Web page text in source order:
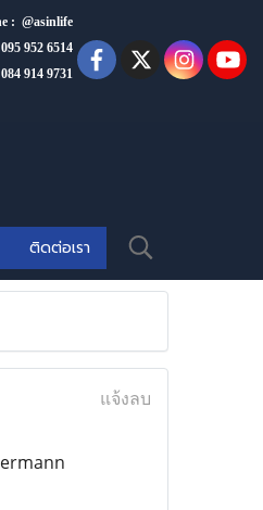
: @asinlife
095 952 6514
914 9731
ติดต่อเรา
แจ้งลบ